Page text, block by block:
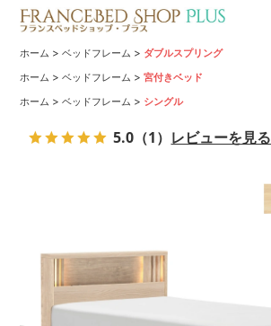
ホーム >ベッドフレーム > ダブルスプリング
ホーム >ベッドフレーム >宮付きベッド
ホーム >ベッドフレーム > シングル
5.0 （1） レビューを見る